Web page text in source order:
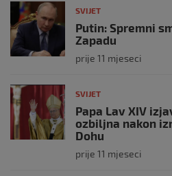
SVIJET
Putin: Spremni
Zapadu
prije 11 mjeseci
SVIJET
Papa Lav XIV
ozbiljna nakon
Dohu
prije 11 mjeseci